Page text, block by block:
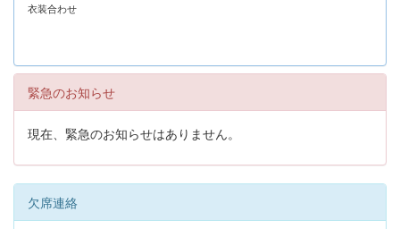
衣装合わせ
緊急のお知らせ
現在、緊急のお知らせはありません。
欠席連絡